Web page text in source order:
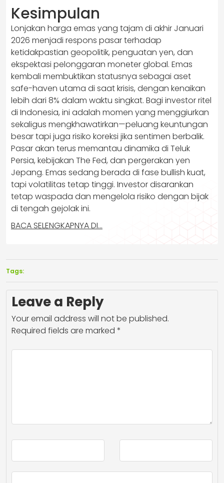
Kesimpulan
Lonjakan harga emas yang tajam di akhir Januari
2026 menjadi respons pasar terhadap
ketidakpastian geopolitik, penguatan yen, dan
ekspektasi pelonggaran moneter global. Emas
kembali membuktikan statusnya sebagai aset
safe-haven utama di saat krisis, dengan kenaikan
lebih dari 8% dalam waktu singkat. Bagi investor ritel
di Indonesia, ini adalah momen yang menggiurkan
sekaligus mengkhawatirkan—peluang keuntungan
besar tapi juga risiko koreksi jika sentimen berbalik.
Pasar akan terus memantau dinamika di Teluk
Persia, kebijakan The Fed, dan pergerakan yen
Jepang. Emas sedang berada di fase bullish kuat,
tapi volatilitas tetap tinggi. Investor disarankan
tetap waspada dan mengelola risiko dengan bijak
di tengah gejolak ini.
BACA SELENGKAPNYA DI…
Tags:
Leave a Reply
Your email address will not be published.
Required fields are marked *